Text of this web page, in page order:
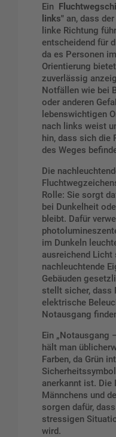
Ein
links" an, dass
linke Richtung
entscheidend für
da es Personen
Orientierung
zuverlässig
Notfällen wie bei
oder anderen
lebenswichtigen
nach links weist
hin, dass sich die
des Weges
Die
Rolle: Sie sorgt
bei Dunkelheit
bleibt. Dafür
im Dunkeln
ausreichend Licht
nachleuchtende
Gebäuden
stellt sicher, dass
elektrische
Notausgang
Ein „Notausgang
hält man
Farben, da Grün
anerkannt ist. Die
Männchens und
sorgen dafür,
stressigen
wird.